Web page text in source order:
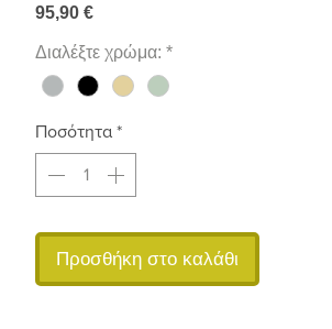
95,90 €Τιμή
Διαλέξτε χρώμα: *
Ποσότητα *
Προσθήκη στο καλάθι